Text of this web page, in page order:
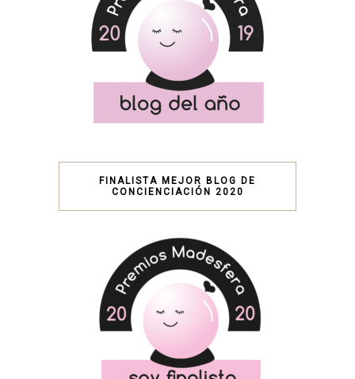
FINALISTA MEJOR BLOG DE
CONCIENCIACIÓN 2020